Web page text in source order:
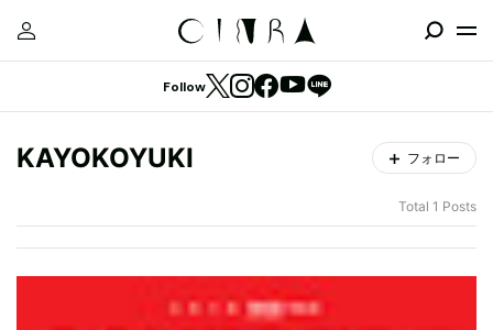
Follow
KAYOKOYUKI フォロー
Total 1 Posts